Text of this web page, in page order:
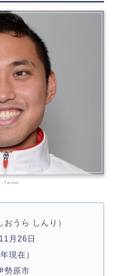
Twitter
うら しんり）
月26日
現在）
勢原市